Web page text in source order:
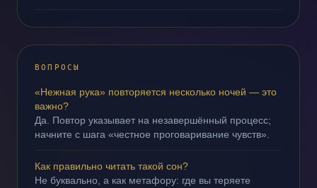
ВОПРОСЫ
«Нежная рука» повторяется несколько ночей — это
важно?
Да. Повтор указывает на незавершённый процесс;
начните с шага «честное проговаривание чувств».
Как правильно читать такой сон?
Не буквально, а как метафору: где вы теряете